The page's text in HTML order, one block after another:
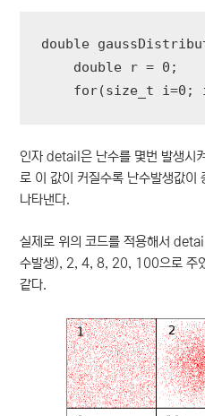
double
    double r = 0;
for(size_t i=0;
인자 detail은 난수를 몇번 발생시
로 이 값이 커질수록 난수발생값이
나타낸다.
실제로 위의 코드를 적용해서
수발생), 2, 4, 8, 20, 100으로 주
같다.